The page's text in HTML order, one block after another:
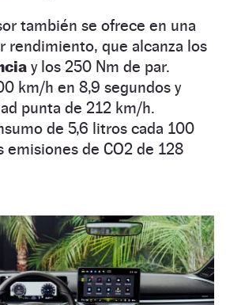
también se ofrece en una
rendimiento, que alcanza los
y los 250 Nm de par.
km/h en 8,9 segundos y
punta de 212 km/h.
de 5,6 litros cada 100
emisiones de CO2 de 128